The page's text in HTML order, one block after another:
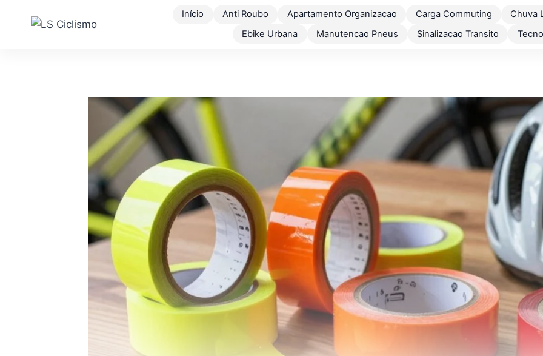
Início Anti Roubo Apartamento Organizacao Carga Commuting Chuva
Ebike Urbana
Manutencao Pneus Sinalizacao Transito